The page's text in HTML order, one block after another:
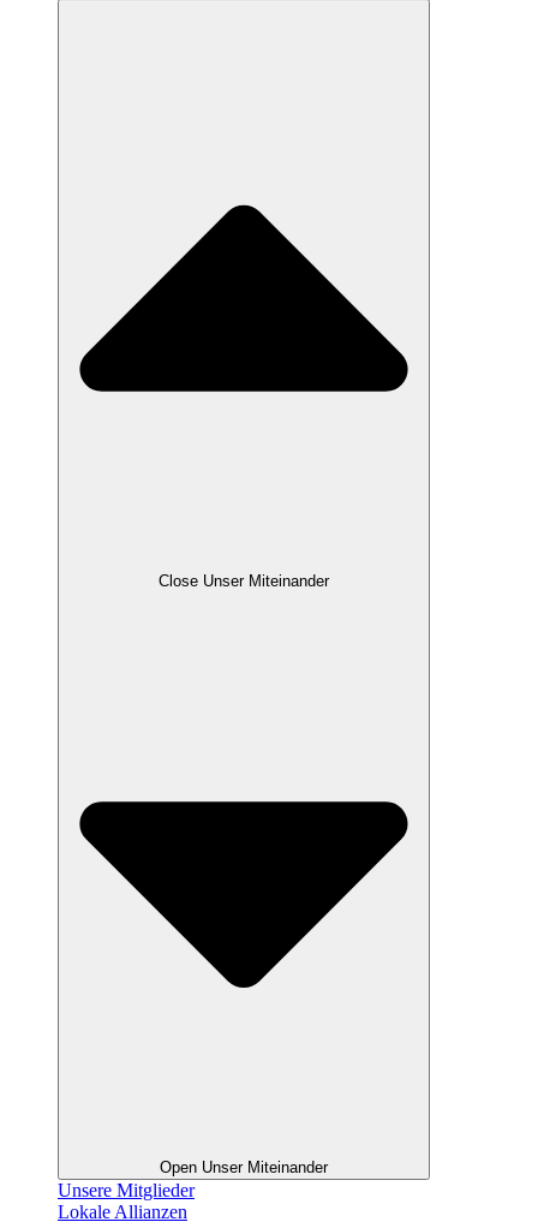
Close Unser Miteinander
Open Unser Miteinander
Unsere Mitglieder
Lokale Allianzen